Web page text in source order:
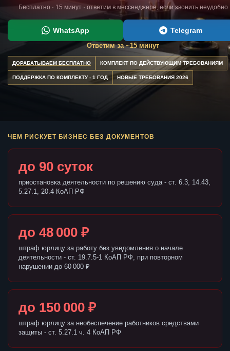
Бесплатно · 15 минут · ответим в мессенджере, если звонить неудобно
WhatsApp Telegram
Ответим за ~15 минут
ДОРАБАТЫВАЕМ БЕСПЛАТНО КОМПЛЕКТ ПО ДЕЙСТВУЮЩИМ ТРЕБОВАНИЯМ
ПОДДЕРЖКА ПО КОМПЛЕКТУ - 1 ГОД НОВЫЕ ТРЕБОВАНИЯ 2026
ЧЕМ РИСКУЕТ БИЗНЕС БЕЗ ДОКУМЕНТОВ
до 90 суток
приостановка деятельности по решению суда - ст. 6.3, 14.43,
5.27.1, 20.4 КоАП РФ
до 48 000 ₽
штраф юрлицу за работу без уведомления о начале
деятельности - ст. 19.7.5-1 КоАП РФ, при повторном
нарушении до 60 000 ₽
до 150 000 ₽
штраф юрлицу за необеспечение работников средствами
защиты - ст. 5.27.1 ч. 4 КоАП РФ